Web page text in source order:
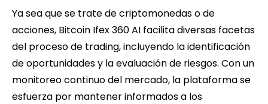
Ya sea que se trate de criptomonedas o de
acciones, Bitcoin Ifex 360 AI facilita diversas facetas
del proceso de trading, incluyendo la identificación
de oportunidades y la evaluación de riesgos. Con un
monitoreo continuo del mercado, la plataforma se
esfuerza por mantener informados a los